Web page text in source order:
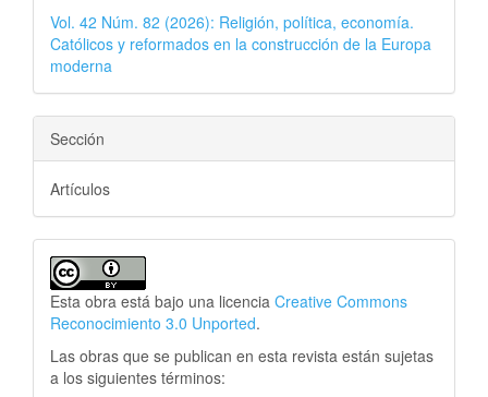
Vol. 42 Núm. 82 (2026): Religión, política, economía.
Católicos y reformados en la construcción de la Europa
moderna
Sección
Artículos
Esta obra está bajo una licencia Creative Commons
Reconocimiento 3.0 Unported.
Las obras que se publican en esta revista están sujetas
a los siguientes términos: